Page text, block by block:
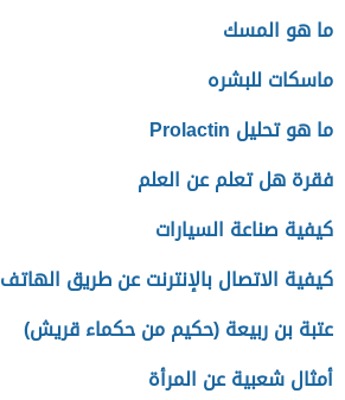
ما هو المسك
ماسكات للبشره
ما هو تحليل Prolactin
فقرة هل تعلم عن العلم
كيفية صناعة السيارات
كيفية الاتصال بالإنترنت عن طريق الهاتف
عتبة بن ربيعة (حكيم من حكماء قريش)
أمثال شعبية عن المرأة